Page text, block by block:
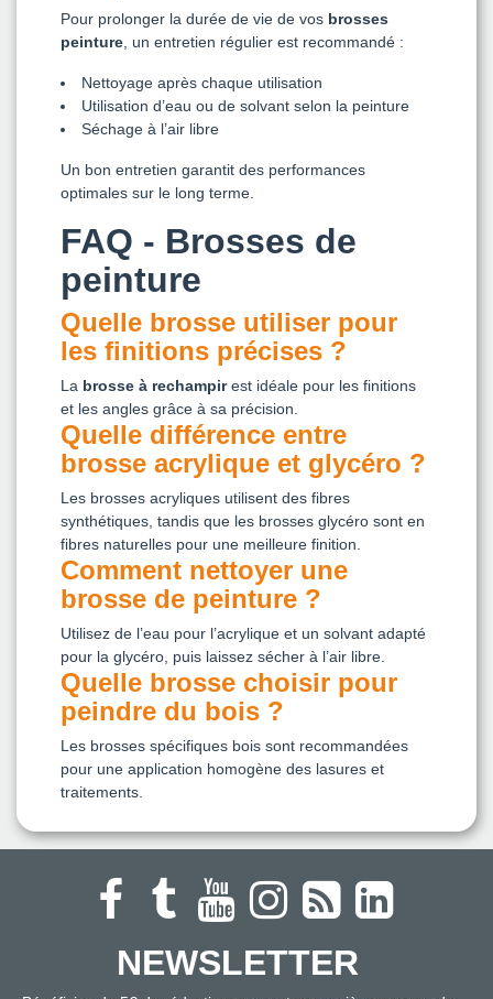
Pour prolonger la durée de vie de vos brosses
peinture , un entretien régulier est recommandé :
Nettoyage après chaque utilisation
Utilisation d’eau ou de solvant selon la peinture
Séchage à l’air libre
Un bon entretien garantit des performances
optimales sur le long terme.
FAQ - Brosses de
peinture
Quelle brosse utiliser pour
les finitions précises ?
La brosse à rechampirest idéale pour les finitions
et les angles grâce à sa précision.
Quelle différence entre
brosse acrylique et glycéro ?
Les brosses acryliques utilisent des fibres
synthétiques, tandis que les brosses glycéro sont en
fibres naturelles pour une meilleure finition.
Comment nettoyer une
brosse de peinture ?
Utilisez de l’eau pour l’acrylique et un solvant adapté
pour la glycéro, puis laissez sécher à l’air libre.
Quelle brosse choisir pour
peindre du bois ?
Les brosses spécifiques bois sont recommandées
pour une application homogène des lasures et
traitements.
NEWSLETTER